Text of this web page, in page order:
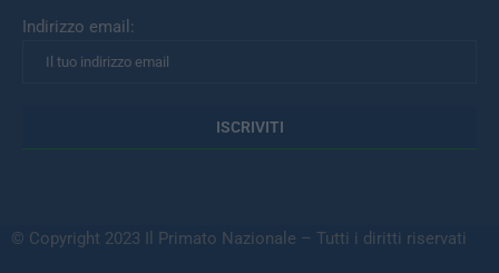
Indirizzo email:
© Copyright 2023 Il Primato Nazionale – Tutti i diritti riservati